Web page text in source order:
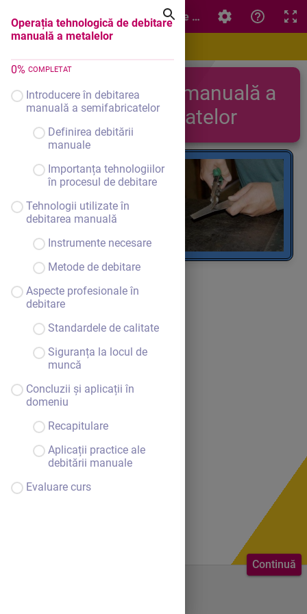
Operația tehnologică de debitare
manuală a metalelor
0% COMPLETAT
Introducere în debitarea
manuală a semifabricatelor
Definirea debitării
manuale
Importanța tehnologiilor
în procesul de debitare
Tehnologii utilizate în
debitarea manuală
Instrumente necesare
Metode de debitare
Aspecte profesionale în
debitare
Standardele de calitate
Siguranța la locul de
muncă
Concluzii și aplicații în
domeniu
Recapitulare
Aplicații practice ale
debitării manuale
Evaluare curs
Continuă
Operația tehnologică de debitare manuală a metalelor
Debitarea manuală a
semifabricatelor